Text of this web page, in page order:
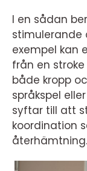
I en sådan
stimulerande
exempel kan
från en
både kropp
språkspel
syftar till att
koordination
återhämtning.